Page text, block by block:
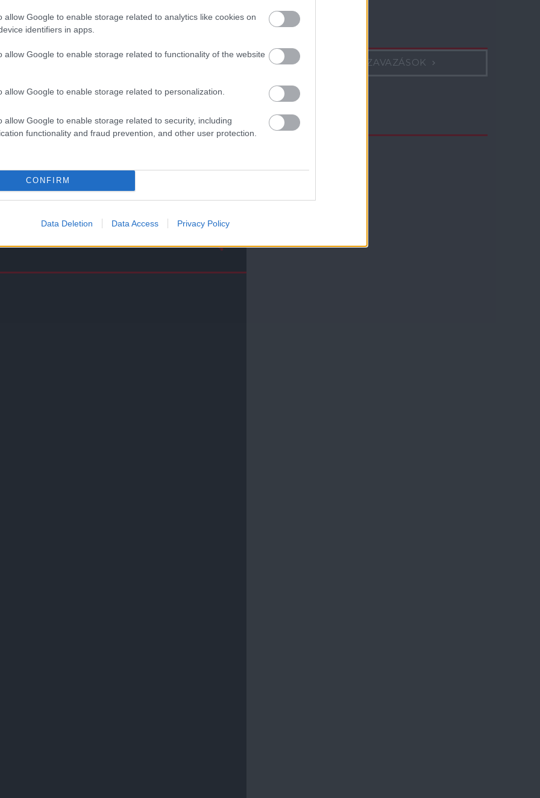
allow Google to enable storage related to analytics like cookies on
identifiers in apps.
allow Google to enable storage related to functionality of the website
allow Google to enable storage related to personalization.
allow Google to enable storage related to security, including
functionality and fraud prevention, and other user protection.
CONFIRM
Data Deletion Data Access Privacy Policy
fûlik a fogam. Õ pedig Romelu Lukaku.
ahhoz, hogy a csapat tagja lehessen, egy, akár
áldozatot is meghoznám érte. De komoly
óta csak kölcsön adunk. Õk Bébé, Macheda.
minden kupa nagy esélyesei lennénk:
Evans, Ferdinand, Evra, Büttner, Shaw, Valencia,
Casemiro, Powell, Kagawa, Mata, Lingard, Rooney,
persze egy dologra van szükség a sikerhez:
nem számít a játékosállomány, soha nem
fociznának, mint a Norwich ellen, nem lenne
Szavazás
KORÁBBI SZAVAZÁSOK
TV műsor